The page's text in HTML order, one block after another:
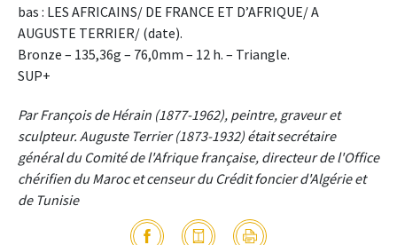
bas : LES AFRICAINS/ DE FRANCE ET D’AFRIQUE/ A
AUGUSTE TERRIER/ (date).
Bronze – 135,36g – 76,0mm – 12 h. – Triangle.
SUP+
Par François de Hérain (1877-1962), peintre, graveur et
sculpteur. Auguste Terrier (1873-1932) était secrétaire
général du Comité de l'Afrique française, directeur de l'Office
chérifien du Maroc et censeur du Crédit foncier d'Algérie et
de Tunisie